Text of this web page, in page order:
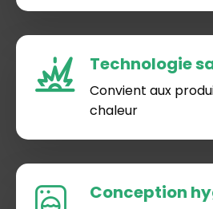
Technologie
Convient aux
chaleur
Conception